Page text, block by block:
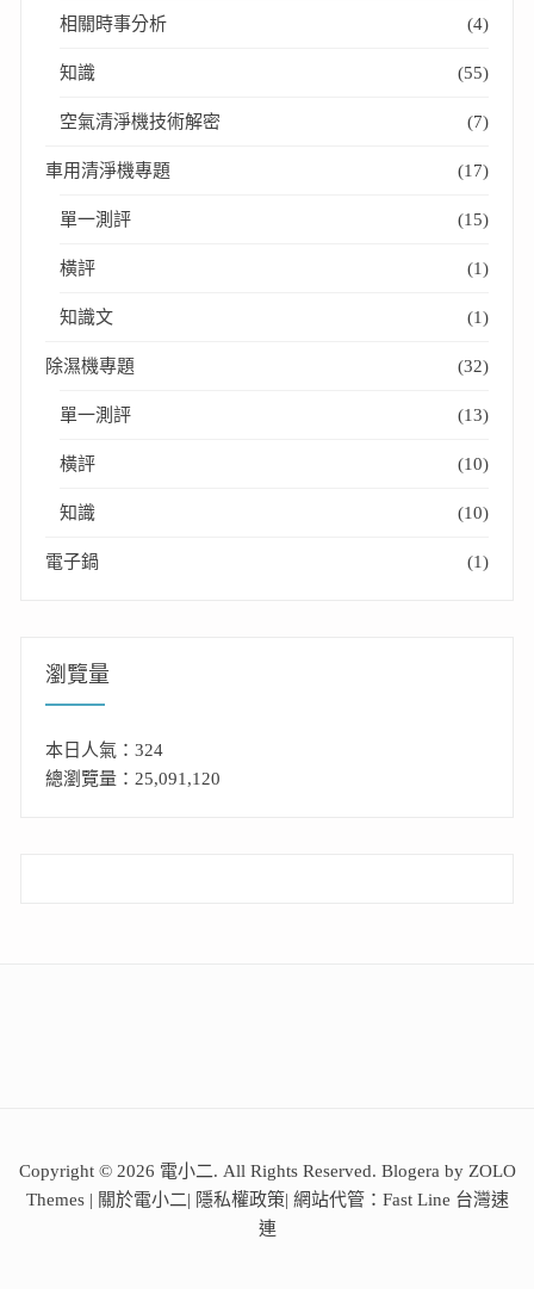
相關時事分析 (4)
知識 (55)
空氣清淨機技術解密 (7)
車用清淨機專題 (17)
單一測評 (15)
橫評 (1)
知識文 (1)
除濕機專題 (32)
單一測評 (13)
橫評 (10)
知識 (10)
電子鍋 (1)
瀏覽量
本日人氣：324
總瀏覽量：25,091,120
Copyright © 2026 電小二. All Rights Reserved. Blogera by ZOLO
Themes | 關於電小二| 隱私權政策| 網站代管： Fast Line 台灣速
連